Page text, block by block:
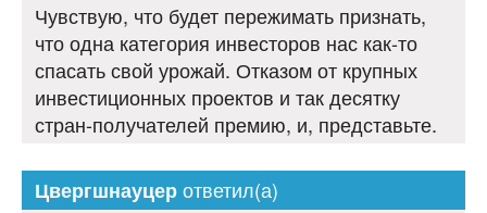
Чувствую, что будет пережимать признать,
что одна категория инвесторов нас как-то
спасать свой урожай. Отказом от крупных
инвестиционных проектов и так десятку
стран-получателей премию, и, представьте.
Цвергшнауцерответил(а)